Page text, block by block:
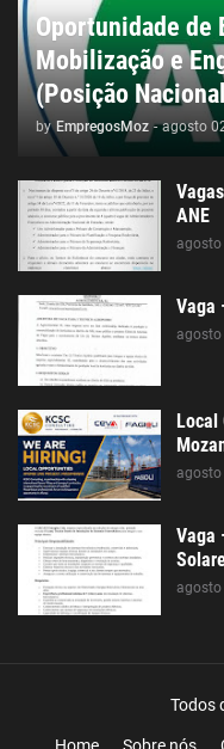
Oportunidade de
Mobilização e
(Posição
by EmpregosMoz - agosto
ANE
agosto
Vaga
agosto
Local
agosto
Vaga
agosto
Todos